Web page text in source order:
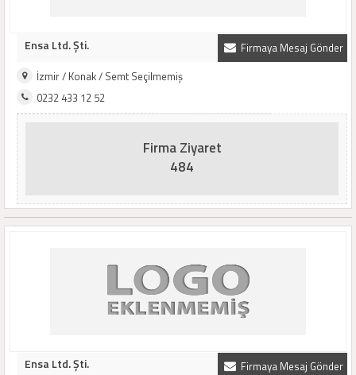
Firmaya Mesaj Gönder
Ensa Ltd. Şti.
İzmir / Konak / Semt Seçilmemiş
0232 433 12 52
Firma Ziyaret
484
Firmaya Mesaj Gönder
Ensa Ltd. Şti.